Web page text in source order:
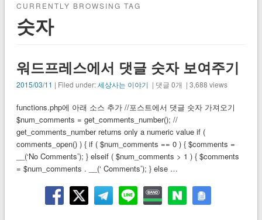
CURRENTLY BROWSING TAG
숫자
워드프레스에서 댓글 숫자 보여주기
2015/03/11 | Filed under:세상사는 이야기 | 댓글 0개 | 3,688 views
functions.php에 아래 소스 추가 //포스트에서 댓글 숫자 가져오기
$num_comments = get_comments_number(); //
get_comments_number returns only a numeric value if (
comments_open() ) { if ( $num_comments == 0 ) { $comments =
__(‘No Comments’); } elseif ( $num_comments > 1 ) { $comments
= $num_comments . __(‘ Comments’); } else …